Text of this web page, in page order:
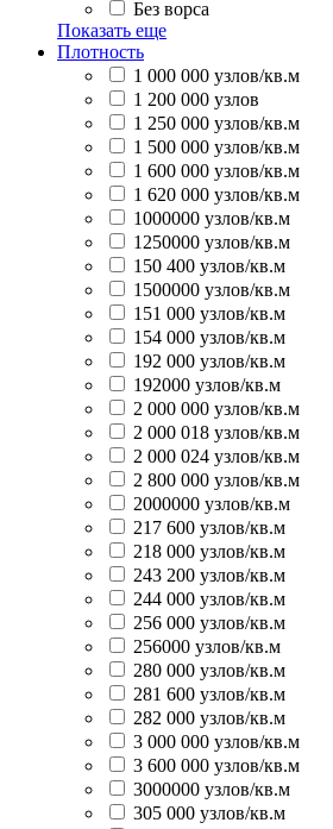
Без ворса
Показать еще
Плотность
1 000 000 узлов/кв.м
1 200 000 узлов
1 250 000 узлов/кв.м
1 500 000 узлов/кв.м
1 600 000 узлов/кв.м
1 620 000 узлов/кв.м
1000000 узлов/кв.м
1250000 узлов/кв.м
150 400 узлов/кв.м
1500000 узлов/кв.м
151 000 узлов/кв.м
154 000 узлов/кв.м
192 000 узлов/кв.м
192000 узлов/кв.м
2 000 000 узлов/кв.м
2 000 018 узлов/кв.м
2 000 024 узлов/кв.м
2 800 000 узлов/кв.м
2000000 узлов/кв.м
217 600 узлов/кв.м
218 000 узлов/кв.м
243 200 узлов/кв.м
244 000 узлов/кв.м
256 000 узлов/кв.м
256000 узлов/кв.м
280 000 узлов/кв.м
281 600 узлов/кв.м
282 000 узлов/кв.м
3 000 000 узлов/кв.м
3 600 000 узлов/кв.м
3000000 узлов/кв.м
305 000 узлов/кв.м